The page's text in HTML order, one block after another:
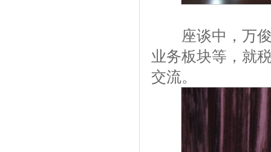
座谈中，万俊
业务板块等，就
交流。